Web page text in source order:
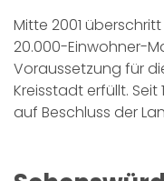
Mitte 2001
20.000-Einwohner-
Voraussetzung für
Kreisstadt erfüllt.
auf Beschluss der